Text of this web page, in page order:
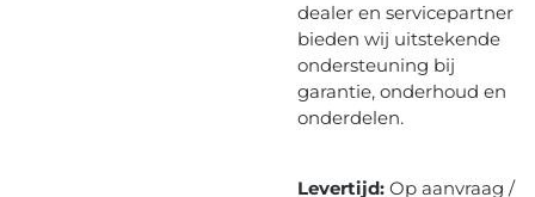
dealer en servicepartner
bieden wij uitstekende
ondersteuning bij
garantie, onderhoud en
onderdelen.
Levertijd: Op aanvraag /